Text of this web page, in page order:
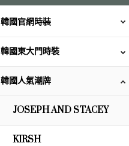
韓國官網時裝
韓國東大門時裝
韓國人氣潮牌
JOSEPH AND STACEY
KIRSH